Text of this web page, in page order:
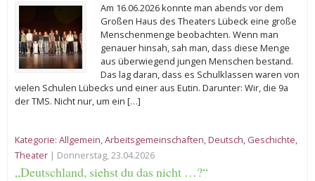
Am 16.06.2026 konnte man abends vor dem
Großen Haus des Theaters Lübeck eine große
Menschenmenge beobachten. Wenn man
genauer hinsah, sah man, dass diese Menge
aus überwiegend jungen Menschen bestand.
Das lag daran, dass es Schulklassen waren von
vielen Schulen Lübecks und einer aus Eutin. Darunter: Wir, die 9a
der TMS. Nicht nur, um ein […]
Kategorie: Allgemein,Arbeitsgemeinschaften,Deutsch, Geschichte,
Theater | Donnerstag, 23.04.2026
„Deutschland, siehst du das nicht …?“